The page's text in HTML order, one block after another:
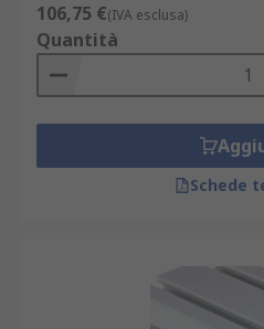
106,75 €(IVA esclusa)
Quantità
Schede